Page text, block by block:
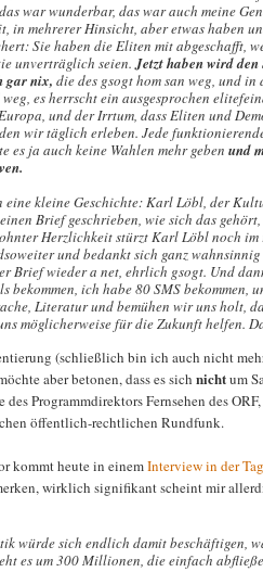
war wunderbar, das war auch meine
in mehrerer Hinsicht, aber etwas haben
Sie haben die Eliten mit abgeschafft,
unverträglich seien.Jetzt haben wird den
gar nix, die des gsogt hom san weg, und in
es herrscht ein ausgesprochen
und der Irrtum, dass Eliten und
wir täglich erleben. Jede
es ja auch keine Wahlen mehr geben und
eine kleine Geschichte: Karl Löbl, der
Brief geschrieben, wie sich das
Herzlichkeit stürzt Karl Löbl noch
und bedankt sich ganz
Brief wieder a net, ehrlich gsogt. Und
bekommen, ich habe 80 SMS bekommen,
Literatur und bemühen wir uns holt,
möglicherweise für die Zukunft helfen.
(schließlich bin ich auch nicht
aber betonen, dass es sich nichtum
Programmdirektors Fernsehen des
öffentlich-rechtlichen Rundfunk.
kommt heute in einemInterview in der
wirklich signifikant scheint mir
würde sich endlich damit beschäftigen,
es um 300 Millionen, die einfach